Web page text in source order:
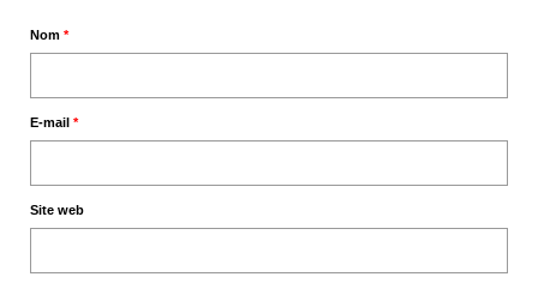
Nom *
E-mail *
Site web